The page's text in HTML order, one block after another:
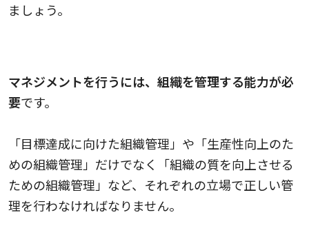
ましょう。
マネジメントを行うには、組織を管理する能力が必
要です。
「目標達成に向けた組織管理」や「生産性向上のた
めの組織管理」だけでなく「組織の質を向上させる
ための組織管理」など、それぞれの立場で正しい管
理を行わなければなりません。